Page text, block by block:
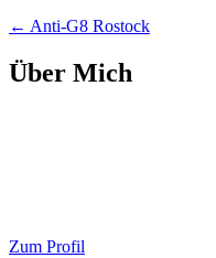
Beitragsnavigation
← Anti-G8 Rostock
Über Mich
Zum Profil